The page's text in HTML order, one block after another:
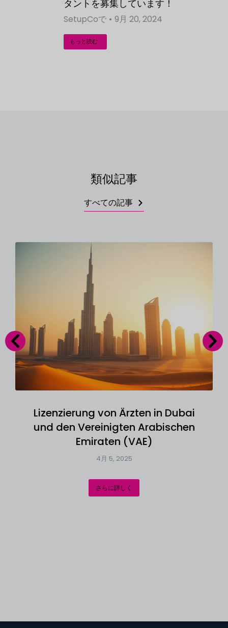
タントを募集しています！
SetupCoで 9月 20, 2024
もっと読む
類似記事
すべての記事
Lizenzierung von Ärzten in Dubai
und den Vereinigten Arabischen
Emiraten (VAE)
4月 5, 2025
さらに詳しく